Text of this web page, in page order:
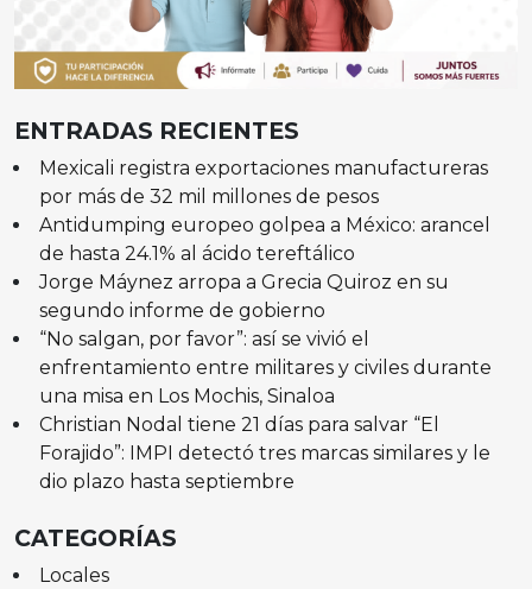
ENTRADAS RECIENTES
Mexicali registra exportaciones manufactureras
por más de 32 mil millones de pesos
Antidumping europeo golpea a México: arancel
de hasta 24.1% al ácido tereftálico
Jorge Máynez arropa a Grecia Quiroz en su
segundo informe de gobierno
“No salgan, por favor”: así se vivió el
enfrentamiento entre militares y civiles durante
una misa en Los Mochis, Sinaloa
Christian Nodal tiene 21 días para salvar “El
Forajido”: IMPI detectó tres marcas similares y le
dio plazo hasta septiembre
CATEGORÍAS
Locales